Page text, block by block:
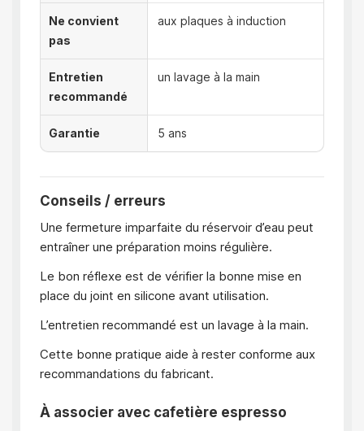
Ne convient
pas
aux plaques à induction
Entretien
recommandé
un lavage à la main
Garantie 5 ans
Conseils / erreurs
Une fermeture imparfaite du réservoir d’eau peut
entraîner une préparation moins régulière.
Le bon réflexe est de vérifier la bonne mise en
place du joint en silicone avant utilisation.
L’entretien recommandé est un lavage à la main.
Cette bonne pratique aide à rester conforme aux
recommandations du fabricant.
À associer avec cafetière espresso